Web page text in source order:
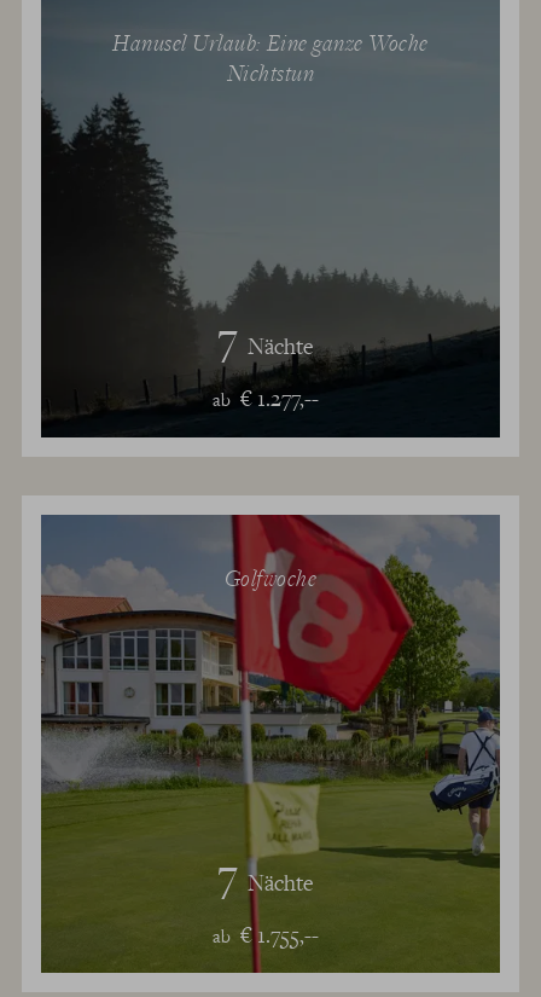
Hanusel Urlaub: Eine ganze Woche
Nichtstun
7 Nächte
ab € 1.277,--
Golfwoche
7 Nächte
ab € 1.755,--